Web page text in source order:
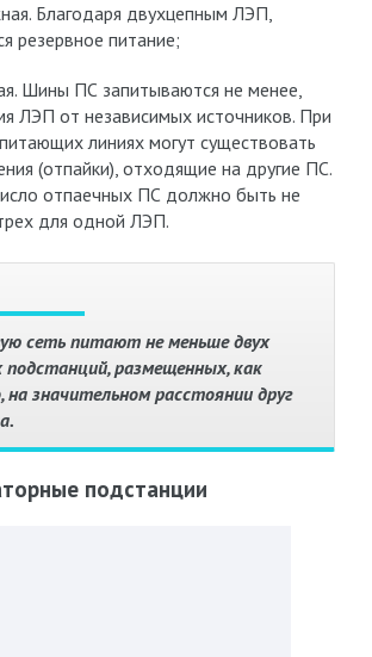
Благодаря двухцепным ЛЭП,
резервное питание;
Шины ПС запитываются не менее,
ЛЭП от независимых источников. При
линиях могут существовать
(отпайки), отходящие на другие ПС.
отпаечных ПС должно быть не
для одной ЛЭП.
сеть питают не меньше двух
подстанций, размещенных, как
на значительном расстоянии друг
подстанции